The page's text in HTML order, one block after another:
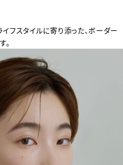
フスタイルに寄り添った、ボーダー
。